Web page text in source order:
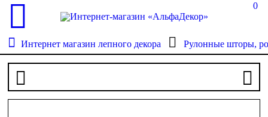
0
Интернет магазин лепного декора Рулонные шторы,